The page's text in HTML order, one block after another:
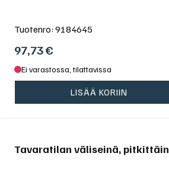
Tuotenro: 9184645
97,73€
Ei varastossa, tilattavissa
LISÄÄ KORIIN
Tavaratilan väliseinä,